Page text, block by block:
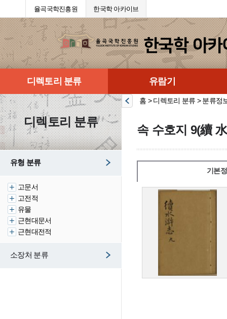
율곡국학진흥원 한국학 아카이브
디렉토리 분류 유람기
디렉토리 분류
유형 분류
고문서
고전적
유물
근현대문서
근현대전적
소장처 분류
홈 > 디렉토리 분류 > 분류정
속 수호지 9(續
기본